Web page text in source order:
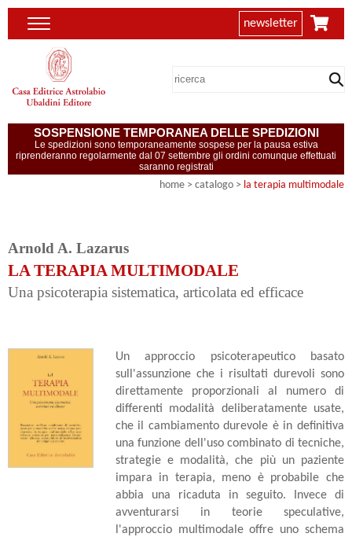
newsletter
SOSPENSIONE TEMPORANEA DELLE SPEDIZIONI
Le spedizioni sono temporaneamente sospese per la pausa estiva
riprenderanno regolarmente dal 07 settembre gli ordini comunque effettuati
saranno registrati
home > catalogo > la terapia multimodale
Arnold A. Lazarus
LA TERAPIA MULTIMODALE
Una psicoterapia sistematica, articolata ed efficace
Un approccio psicoterapeutico basato
sull'assunzione che i risultati durevoli sono
direttamente proporzionali al numero di
differenti modalità deliberatamente usate,
che il cambiamento durevole è in definitiva
una funzione dell'uso combinato di tecniche,
strategie e modalità, che più un paziente
impara in terapia, meno è probabile che
abbia una ricaduta in seguito. Invece di
avventurarsi in teorie speculative,
l'approccio multimodale offre uno schema